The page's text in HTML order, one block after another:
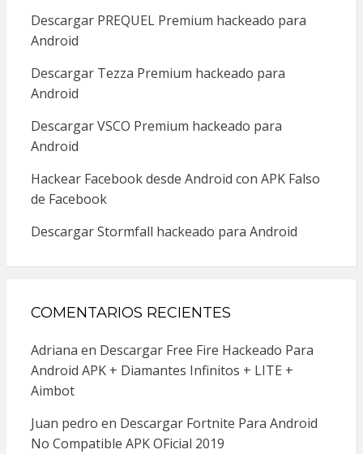
Descargar PREQUEL Premium hackeado para
Android
Descargar Tezza Premium hackeado para
Android
Descargar VSCO Premium hackeado para
Android
Hackear Facebook desde Android con APK Falso
de Facebook
Descargar Stormfall hackeado para Android
COMENTARIOS RECIENTES
Adriana en Descargar Free Fire Hackeado Para
Android APK + Diamantes Infinitos + LITE +
Aimbot
Juan pedro en Descargar Fortnite Para Android
No Compatible APK OFicial 2019